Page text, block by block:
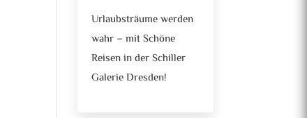
Urlaubsträume werden
wahr – mit Schöne
Reisen in der Schiller
Galerie Dresden!